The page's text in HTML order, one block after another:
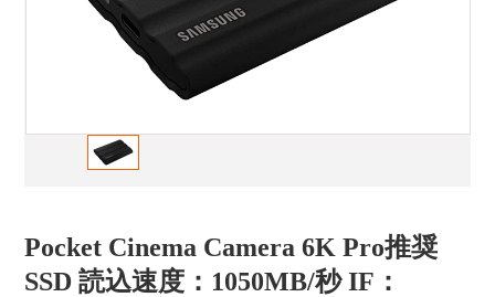
Pocket Cinema Camera 6K Pro推奨
SSD 読込速度：1050MB/秒 IF：